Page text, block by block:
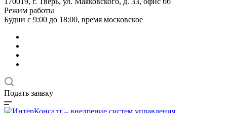
Режим работы
Будни с 9:00 до 18:00, время московское
Подать заявку